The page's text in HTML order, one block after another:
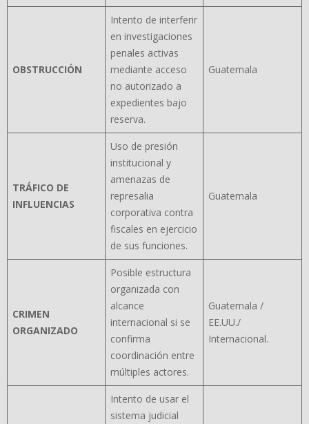
OBSTRUCCIÓN
Intento de interferir
en investigaciones
penales activas
mediante acceso
no autorizado a
expedientes bajo
reserva.
Guatemala
TRÁFICO DE
INFLUENCIAS
Uso de presión
institucional y
amenazas de
represalia
corporativa contra
fiscales en ejercicio
de sus funciones.
Guatemala
CRIMEN
ORGANIZADO
Posible estructura
organizada con
alcance
internacional si se
confirma
coordinación entre
múltiples actores.
Guatemala /
EE.UU./
Internacional.
Intento de usar el
sistema judicial